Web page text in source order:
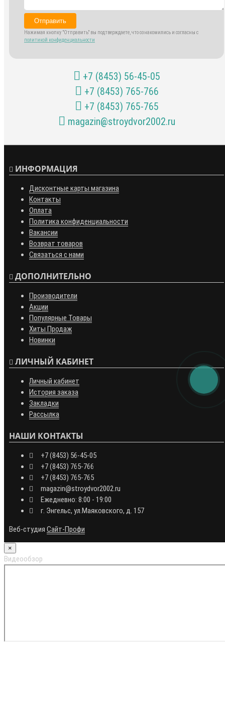
Отправить
Нажимая кнопку "Отправить" вы подтверждаете, что ознакомились и согласны с
политикой конфиденциальности
+7 (8453) 56-45-05
+7 (8453) 765-766
+7 (8453) 765-765
magazin@stroydvor2002.ru
ИНФОРМАЦИЯ
Дисконтные карты магазина
Контакты
Оплата
Политика конфиденциальности
Вакансии
Возврат товаров
Связаться с нами
ДОПОЛНИТЕЛЬНО
Производители
Акции
Популярные Товары
Хиты Продаж
Новинки
ЛИЧНЫЙ КАБИНЕТ
Личный кабинет
История заказа
Закладки
Рассылка
НАШИ КОНТАКТЫ
+7 (8453) 56-45-05
+7 (8453) 765-766
+7 (8453) 765-765
magazin@stroydvor2002.ru
Ежедневно: 8:00 - 19:00
г. Энгельс, ул.Маяковского, д. 157
Веб-студия Сайт-Профи
×
Видеообзор